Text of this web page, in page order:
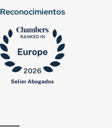
Reconocimientos